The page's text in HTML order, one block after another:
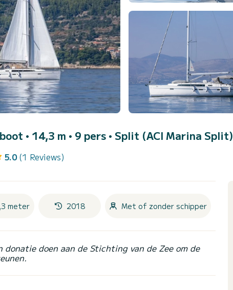
• 14,3 m • 9 pers • Split (ACI Marina Split)
5.0 (1 Reviews)
meter 2018 Met of zonder schipper
doen aan de Stichting van de Zee om de